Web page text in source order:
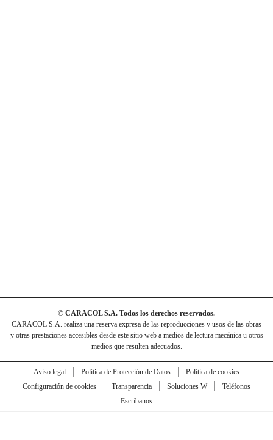
© CARACOL S.A. Todos los derechos reservados.
CARACOL S.A. realiza una reserva expresa de las reproducciones y usos de las obras
y otras prestaciones accesibles desde este sitio web a medios de lectura mecánica u otros
medios que resulten adecuados.
Aviso legal Política de Protección de Datos
Política de cookies
Configuración de cookies
Transparencia Soluciones W
Teléfonos
Escríbanos